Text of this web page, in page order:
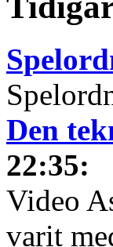
Den
22:35:
Video
varit